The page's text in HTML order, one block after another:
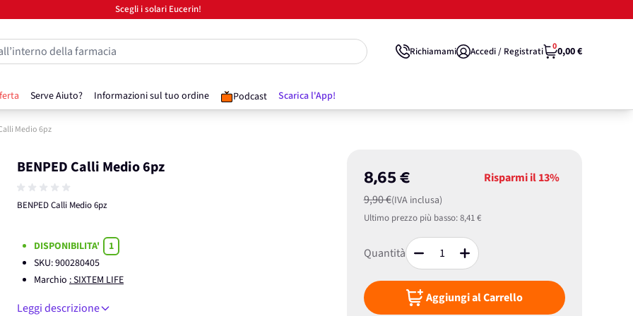
Scegli i solari Eucerin!
Serve Aiuto? Informazioni sul tuo ordine Podcast Scarica l'App!
della farmacia Richiamami Accedi / Registrati 00,00 €
Medio 6pz
BENPED Calli Medio 6pz
BENPED Calli Medio 6pz
8,65 €
9,90 €(IVA inclusa)
Risparmi il13%
Ultimo prezzo più basso:8,41 €
Quantità
Aggiungi al Carrello
DISPONIBILITA'
1
SKU:900280405
Marchio : SIXTEM LIFE
Leggi descrizione